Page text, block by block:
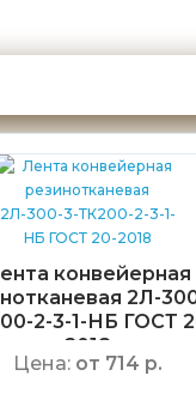
конвейерная
2Л-
2-3-1-НБ ГОСТ
2018
Цена: от 714 р.